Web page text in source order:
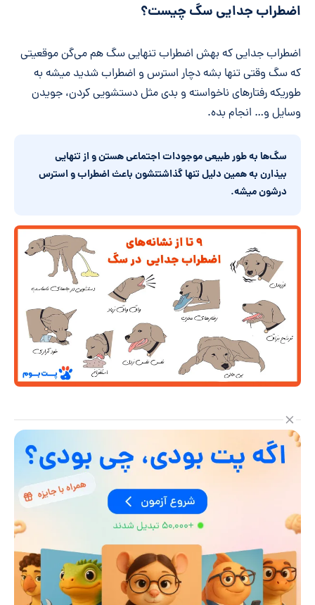
اضطراب جدایی سگ چیست؟
اضطراب جدایی که بهش اضطراب تنهایی سگ هم می‌گن موقعیتی
که سگ وقتی تنها بشه دچار استرس و اضطراب شدید میشه به
طوریکه رفتارهای ناخواسته و بدی مثل دستشویی کردن، جویدن
وسایل و… انجام بده.
سگ‌ها به طور طبیعی موجودات اجتماعی هستن و از تنهایی
بیذارن به همین دلیل تنها گذاشتنشون باعث اضطراب و استرس
درشون میشه.